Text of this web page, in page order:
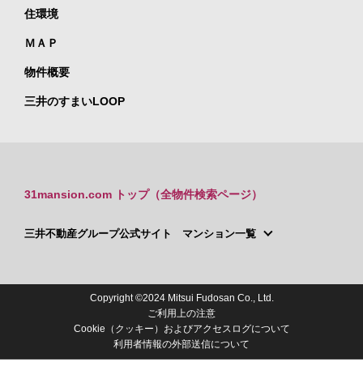
住環境
ＭＡＰ
物件概要
三井のすまいLOOP
31mansion.com トップ（全物件検索ページ）
三井不動産グループ公式サイト マンション一覧
Copyright ©2024 Mitsui Fudosan Co., Ltd.
ご利用上の注意
Cookie（クッキー）およびアクセスログについて
利用者情報の外部送信について